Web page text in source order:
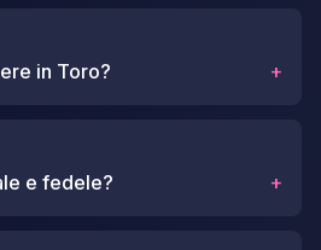
in Toro? +
e fedele? +